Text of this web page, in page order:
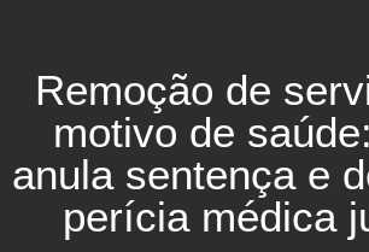
Remoção de
motivo de
anula sentença e
perícia médica